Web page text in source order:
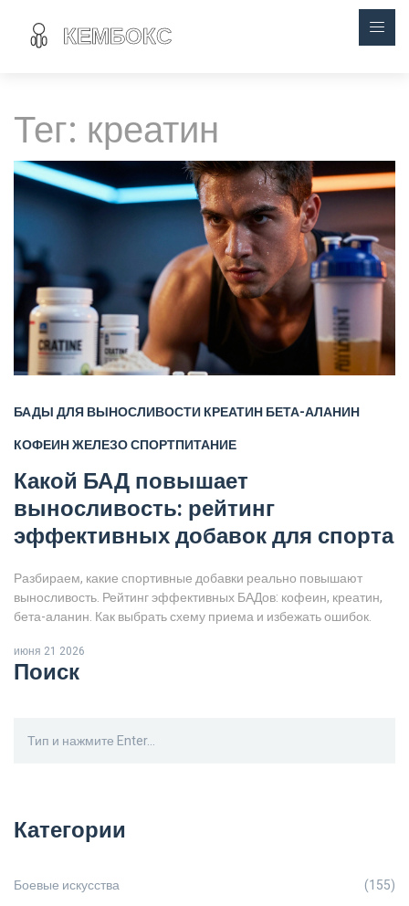
Тег: креатин
БАДЫ ДЛЯ ВЫНОСЛИВОСТИКРЕАТИНБЕТА-АЛАНИН
КОФЕИНЖЕЛЕЗОСПОРТПИТАНИЕ
Какой БАД повышает
выносливость: рейтинг
эффективных добавок для спорта
Разбираем, какие спортивные добавки реально повышают
выносливость. Рейтинг эффективных БАДов: кофеин, креатин,
бета-аланин. Как выбрать схему приема и избежать ошибок.
июня 21 2026
Поиск
Категории
Боевые искусства (155)